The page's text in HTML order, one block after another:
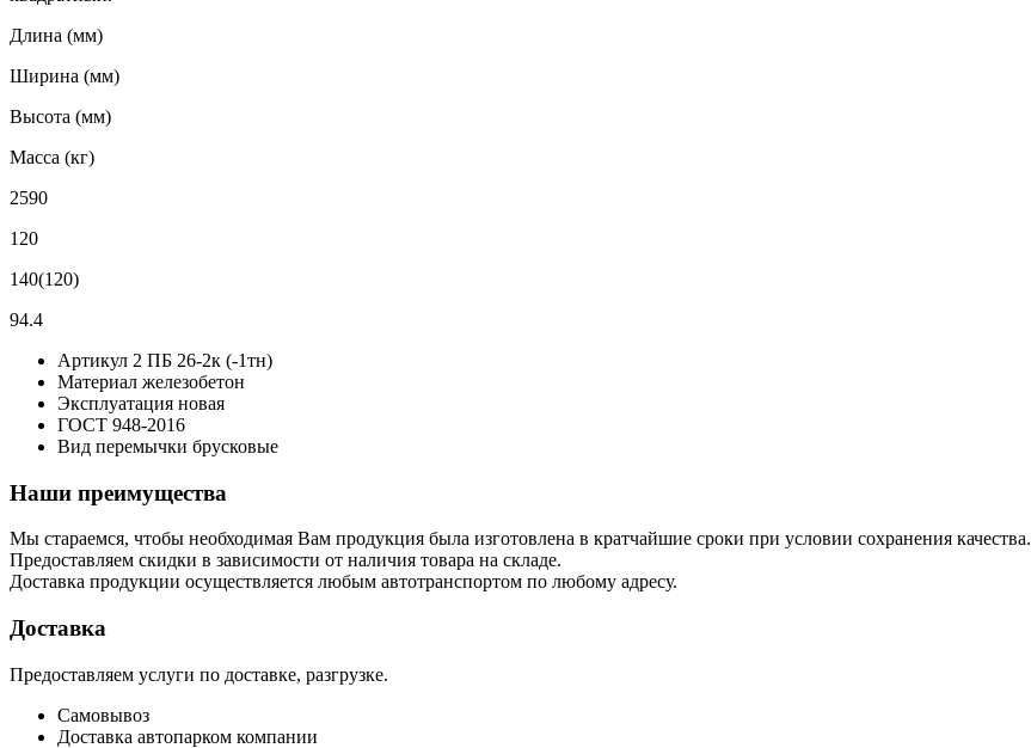
Длина (мм)
Ширина (мм)
Высота (мм)
Масса (кг)
2590
120
140(120)
94.4
Артикул 2 ПБ 26-2к (-1тн)
Материал железобетон
Эксплуатация новая
ГОСТ 948-2016
Вид перемычки брусковые
Наши преимущества
Мы стараемся, чтобы необходимая Вам продукция была изготовлена в кратчайшие сроки при условии сохранения качества.
Предоставляем скидки в зависимости от наличия товара на складе.
Доставка продукции осуществляется любым автотранспортом по любому адресу.
Доставка
Предоставляем услуги по доставке, разгрузке.
Самовывоз
Доставка автопарком компании